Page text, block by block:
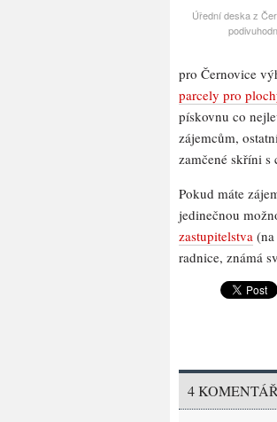
Úřední deska z
pro Černovice
parcely pro
pískovnu co
zájemcům,
zamčené skříni s
Pokud máte
jedinečnou
zastupitelstva
radnice, známá
4